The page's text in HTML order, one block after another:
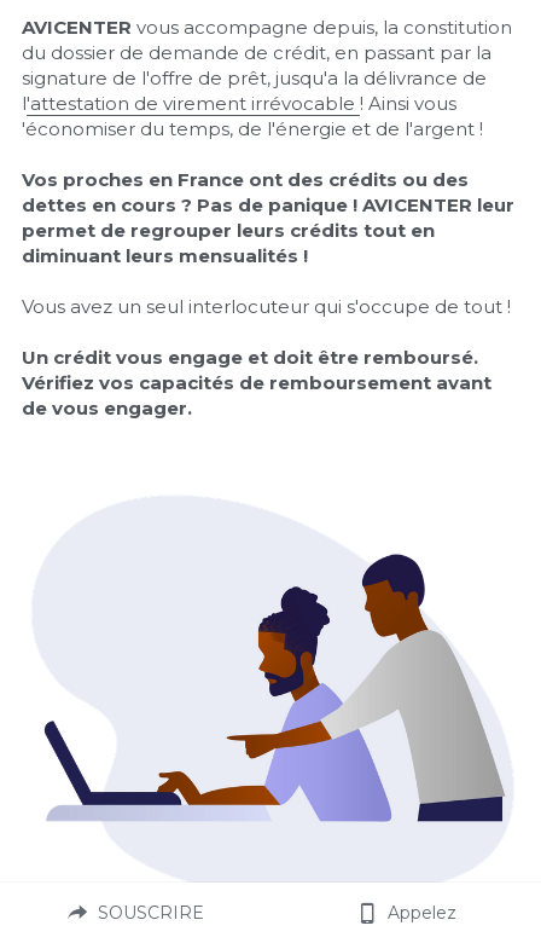
AVICENTER vous accompagne depuis, la constitution
du dossier de demande de crédit, en passant par la
signature de l'offre de prêt, jusqu'a la délivrance de
l'attestation de virement irrévocable ! Ainsi vous
'économiser du temps, de l'énergie et de l'argent !
Vos proches en France ont des crédits ou des
dettes en cours ? Pas de panique ! AVICENTER leur
permet de regrouper leurs crédits tout en
diminuant leurs mensualités !
Vous avez un seul interlocuteur qui s'occupe de tout !
Un crédit vous engage et doit être remboursé.
Vérifiez vos capacités de remboursement avant
de vous engager.
SOUSCRIRE Appelez